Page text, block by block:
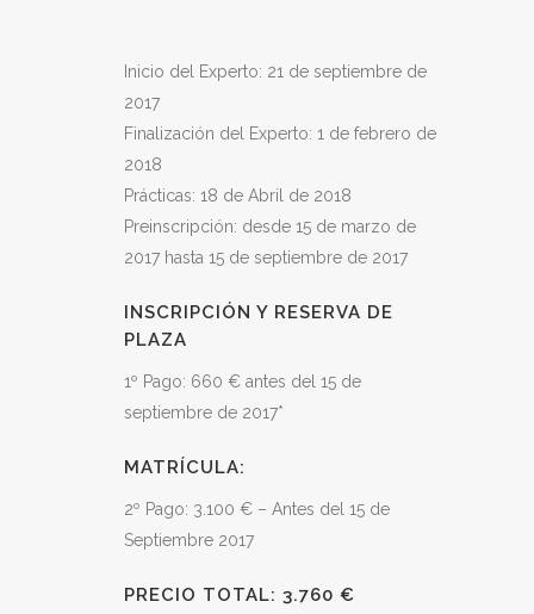
Inicio del Experto: 21 de septiembre de
2017
Finalización del Experto: 1 de febrero de
2018
Prácticas: 18 de Abril de 2018
Preinscripción: desde 15 de marzo de
2017 hasta 15 de septiembre de 2017
INSCRIPCIÓN Y RESERVA DE
PLAZA
1º Pago: 660 € antes del 15 de
septiembre de 2017*
MATRÍCULA:
2º Pago: 3.100 € – Antes del 15 de
Septiembre 2017
PRECIO TOTAL: 3.760 €